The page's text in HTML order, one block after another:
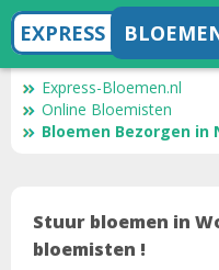
EXPRESS
Express-Bloemen.nl
Online Bloemisten
Bloemen Bezorgen in
Stuur bloemen in
bloemisten !